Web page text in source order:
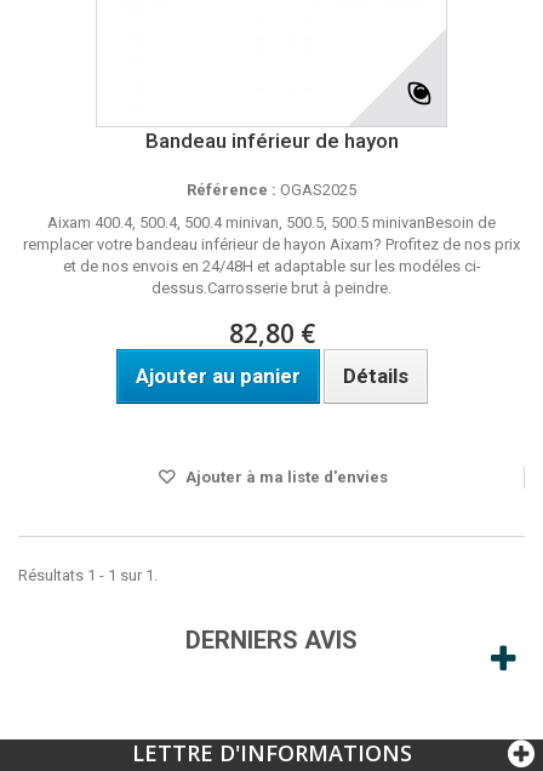
Bandeau inférieur de hayon
Référence : OGAS2025
Aixam 400.4, 500.4, 500.4 minivan, 500.5, 500.5 minivanBesoin de
remplacer votre bandeau inférieur de hayon Aixam? Profitez de nos prix
et de nos envois en 24/48H et adaptable sur les modéles ci-
dessus.Carrosserie brut à peindre.
82,80 €
Ajouter au panier Détails
Ajouter à ma liste d'envies
Résultats 1 - 1 sur 1.
DERNIERS AVIS
LETTRE D'INFORMATIONS